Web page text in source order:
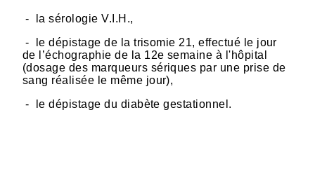
- la sérologie V.I.H.,
- le dépistage de la trisomie 21, effectué le jour
de l’échographie de la 12e semaine à l'hôpital
(dosage des marqueurs sériques par une prise de
sang réalisée le même jour),
- le dépistage du diabète gestationnel.